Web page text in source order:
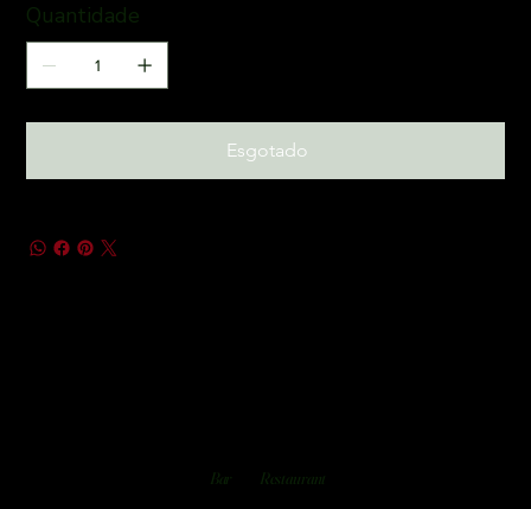
Quantidade
Esgotado
Bar Restaurant